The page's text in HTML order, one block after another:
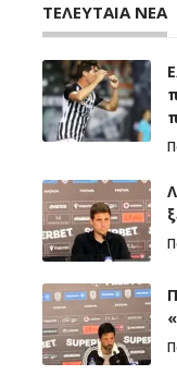
ΤΕΛΕΥΤΑΙΑ ΝΕΑ